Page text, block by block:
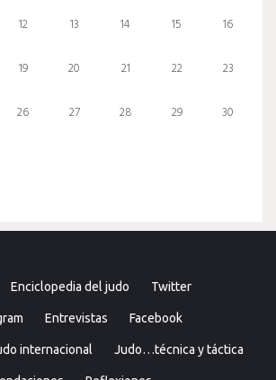
12 13 14 15 16
19 20 21 22 23
26 27 28 29 30
Enciclopedia del judo Twitter
Entrevistas Facebook
internacional Judo…técnica y táctica